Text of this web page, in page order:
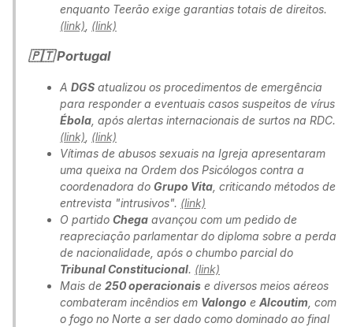
enquanto Teerão exige garantias totais de direitos.
(link) (link)
🇵🇹 Portugal
A DGS atualizou os procedimentos de emergência
para responder a eventuais casos suspeitos de vírus
Ébola , após alertas internacionais de surtos na RDC.
(link) (link)
Vítimas de abusos sexuais na Igreja apresentaram
uma queixa na Ordem dos Psicólogos contra a
coordenadora do Grupo Vita , criticando métodos de
entrevista "intrusivos". (link)
O partido Chega avançou com um pedido de
reapreciação parlamentar do diploma sobre a perda
de nacionalidade, após o chumbo parcial do
Tribunal Constitucional. (link)
Mais de 250 operacionais e diversos meios aéreos
combateram incêndios em Valongo e Alcoutim , com
o fogo no Norte a ser dado como dominado ao final